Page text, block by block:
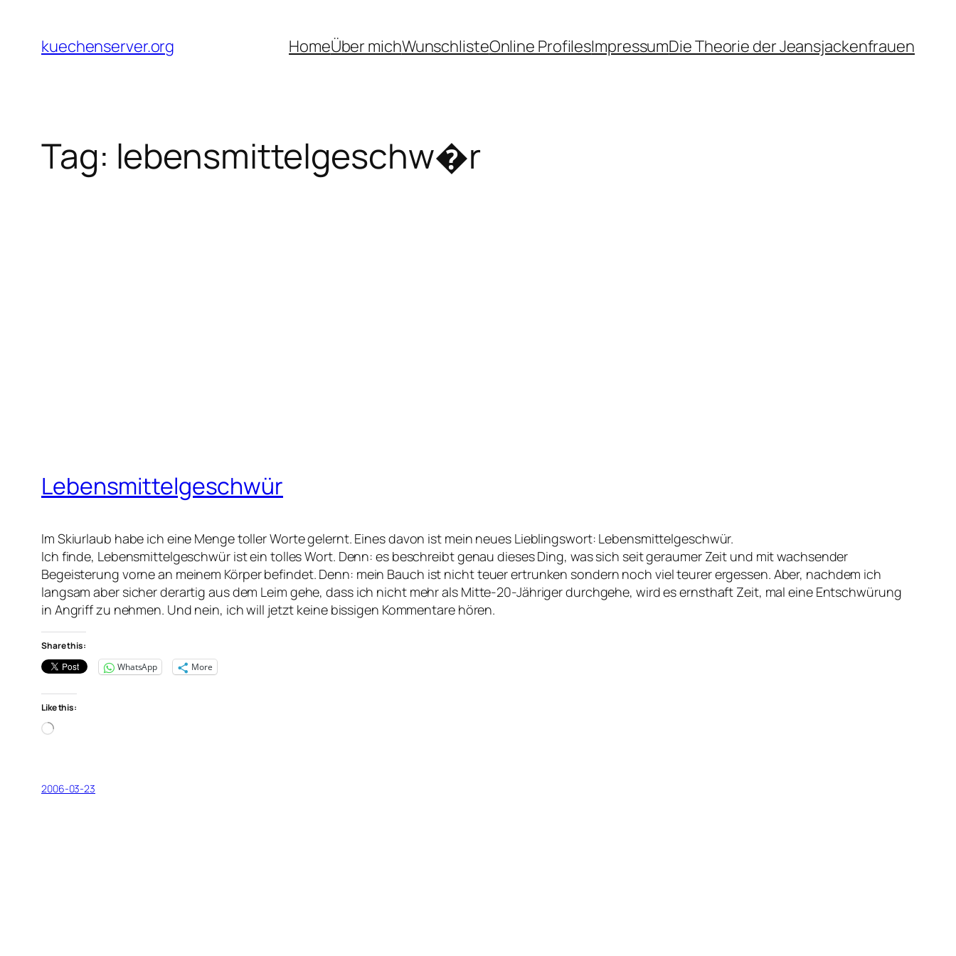
content
kuechenserver.org HomeÜber michWunschlisteOnline ProfilesImpressumDie Theorie der Jeansjackenfrauen
Tag: lebensmittelgeschw�r
Lebensmittelgeschwür
Im Skiurlaub habe ich eine Menge toller Worte gelernt. Eines davon ist mein neues Lieblingswort: Lebensmittelgeschwür.
Ich finde, Lebensmittelgeschwür ist ein tolles Wort. Denn: es beschreibt genau dieses Ding, was sich seit geraumer Zeit und mit wachsender
Begeisterung vorne an meinem Körper befindet. Denn: mein Bauch ist nicht teuer ertrunken sondern noch viel teurer ergessen. Aber, nachdem ich
langsam aber sicher derartig aus dem Leim gehe, dass ich nicht mehr als Mitte-20-Jähriger durchgehe, wird es ernsthaft Zeit, mal eine Entschwürung
in Angriff zu nehmen. Und nein, ich will jetzt keine bissigen Kommentare hören.
Share this:
WhatsApp
More
Like this:
Loading…
2006-03-23